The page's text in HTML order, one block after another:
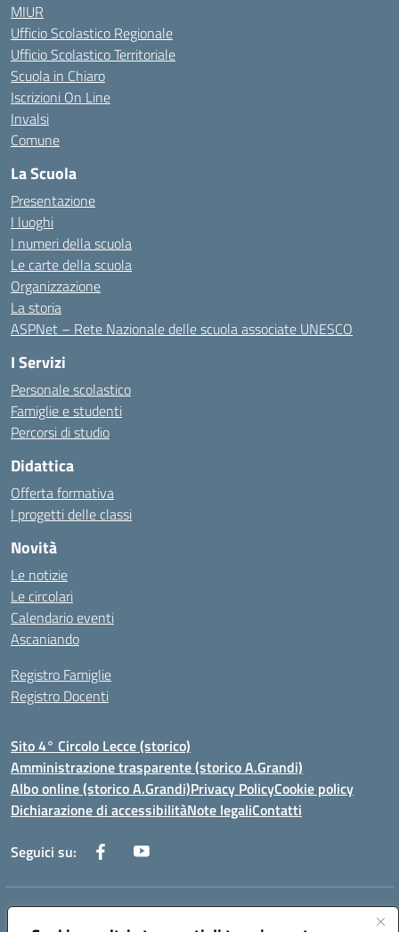
MIUR
Ufficio Scolastico Regionale
Ufficio Scolastico Territoriale
Scuola in Chiaro
Iscrizioni On Line
Invalsi
Comune
La Scuola
Presentazione
I luoghi
I numeri della scuola
Le carte della scuola
Organizzazione
La storia
ASPNet – Rete Nazionale delle scuola associate UNESCO
I Servizi
Personale scolastico
Famiglie e studenti
Percorsi di studio
Didattica
Offerta formativa
I progetti delle classi
Novità
Le notizie
Le circolari
Calendario eventi
Ascaniando
Registro Famiglie
Registro Docenti
Sito 4° Circolo Lecce (storico)
Amministrazione trasparente (storico A.Grandi)
Albo online (storico A.Grandi)Privacy PolicyCookie policy
Dichiarazione di accessibilitàNote legaliContatti
Seguici su:
Indirizzo: